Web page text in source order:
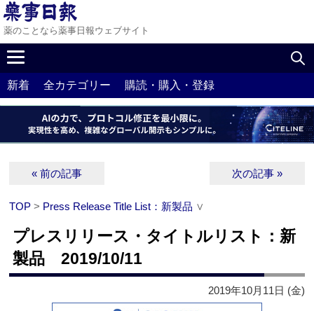
薬のことなら薬事日報ウェブサイト
新着 全カテゴリー 購読・購入・登録
« 前の記事 次の記事 »
TOP > Press Release Title List：新製品 ∨
プレスリリース・タイトルリスト：新
製品 2019/10/11
2019年10月11日 (金)